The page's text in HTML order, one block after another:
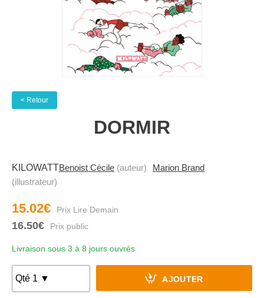
< Retour
DORMIR
KILOWATTBenoist Cécile (auteur)
Marion Brand
(illustrateur)
15.02€
16.50€
Livraison sous 3 à 8 jours ouvrés
AJOUTER